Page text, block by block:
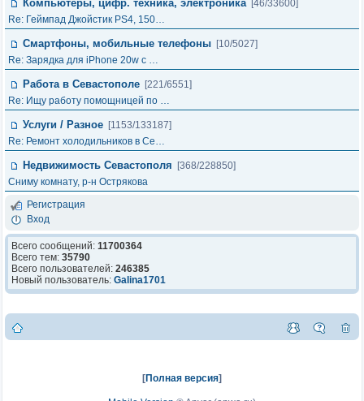
Компьютеры, цифр. техника, электроника [46/33600]
Re: Геймпад Джoйcтик PS4, 150…
Смартфоны, мобильные телефоны [10/5027]
Re: Зарядка для iPhone 20w с …
Работа в Севастополе [221/6551]
Re: Ищу работу помощницей по …
Услуги / Разное [1153/133187]
Re: Ремонт холодильников в Се…
Недвижимость Севастополя
[368/228850]
Сниму комнату, р-н Острякова
Регистрация
Вход
Всего сообщений: 11700364
Всего тем: 35790
Всего пользователей: 246385
Новый пользователь: Galina1701
[Полная версия]